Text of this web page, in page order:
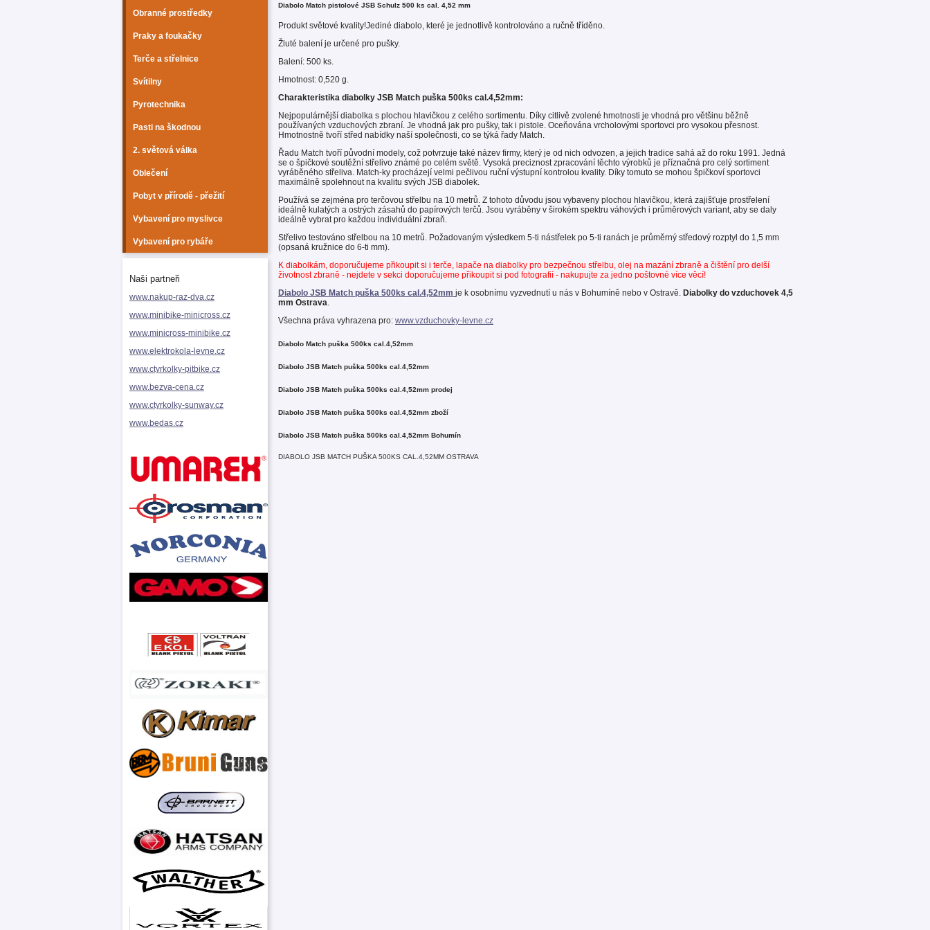
Obranné prostředky
Praky a foukačky
Terče a střelnice
Svítilny
Pyrotechnika
Pasti na škodnou
2. světová válka
Oblečení
Pobyt v přírodě - přežití
Vybavení pro myslivce
Vybavení pro rybáře
Naši partneři
www.nakup-raz-dva.cz
www.minibike-minicross.cz
www.minicross-minibike.cz
www.elektrokola-levne.cz
www.ctyrkolky-pitbike.cz
www.bezva-cena.cz
www.ctyrkolky-sunway.cz
www.bedas.cz
Diabolo Match pistolové JSB Schulz 500 ks cal. 4,52 mm
Produkt světové kvality!Jediné diabolo, které je jednotlivě kontrolováno a ručně tříděno.
Žluté balení je určené pro pušky.
Balení: 500 ks.
Hmotnost: 0,520 g.
Charakteristika diabolky JSB Match puška 500ks cal.4,52mm:
Nejpopulárnější diabolka s plochou hlavičkou z celého sortimentu. Díky citlivě zvolené hmotnosti je vhodná pro většinu běžně
používaných vzduchových zbraní. Je vhodná jak pro pušky, tak i pistole. Oceňována vrcholovými sportovci pro vysokou přesnost.
Hmotnostně tvoří střed nabídky naší společnosti, co se týká řady Match.
Řadu Match tvoří původní modely, což potvrzuje také název firmy, který je od nich odvozen, a jejich tradice sahá až do roku 1991. Jedná
se o špičkové soutěžní střelivo známé po celém světě. Vysoká preciznost zpracování těchto výrobků je příznačná pro celý sortiment
vyráběného střeliva. Match-ky procházejí velmi pečlivou ruční výstupní kontrolou kvality. Díky tomuto se mohou špičkoví sportovci
maximálně spolehnout na kvalitu svých JSB diabolek.
Používá se zejména pro terčovou střelbu na 10 metrů. Z tohoto důvodu jsou vybaveny plochou hlavičkou, která zajišťuje prostřelení
ideálně kulatých a ostrých zásahů do papírových terčů. Jsou vyráběny v širokém spektru váhových i průměrových variant, aby se daly
ideálně vybrat pro každou individuální zbraň.
Střelivo testováno střelbou na 10 metrů. Požadovaným výsledkem 5-ti nástřelek po 5-ti ranách je průměrný středový rozptyl do 1,5 mm
(opsaná kružnice do 6-ti mm).
K diabolkám, doporučujeme přikoupit si i terče, lapače na diabolky pro bezpečnou střelbu, olej na mazání zbraně a čištění pro delší
životnost zbraně - nejdete v sekci doporučujeme přikoupit si pod fotografií - nakupujte za jedno poštovné více věcí!
Diabolo JSB Match puška 500ks cal.4,52mm je k osobnímu vyzvednutí u nás v Bohumíně nebo v Ostravě. Diabolky do vzduchovek 4,5
mm Ostrava.
Všechna práva vyhrazena pro: www.vzduchovky-levne.cz
Diabolo Match puška 500ks cal.4,52mm
Diabolo JSB Match puška 500ks cal.4,52mm
Diabolo JSB Match puška 500ks cal.4,52mm prodej
Diabolo JSB Match puška 500ks cal.4,52mm zboží
Diabolo JSB Match puška 500ks cal.4,52mm Bohumín
DIABOLO JSB MATCH PUŠKA 500KS CAL.4,52MM OSTRAVA